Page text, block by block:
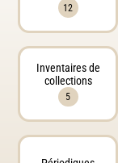
12
Inventaires de
collections
5